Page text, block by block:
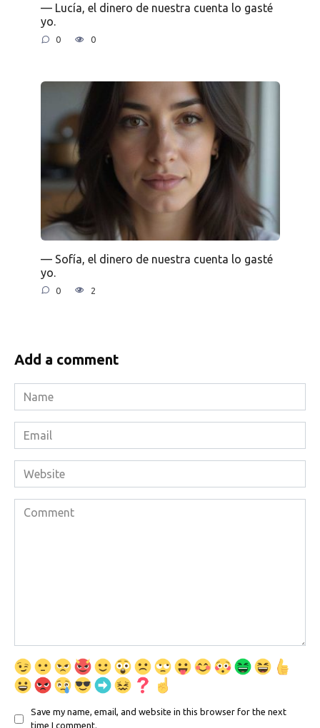
— Lucía, el dinero de nuestra cuenta lo gasté
yo.
0 0
— Sofía, el dinero de nuestra cuenta lo gasté
yo.
0 2
Add a comment
Name
*
Email
*
Website
Comment
Save my name, email, and website in this browser for the next
time I comment.